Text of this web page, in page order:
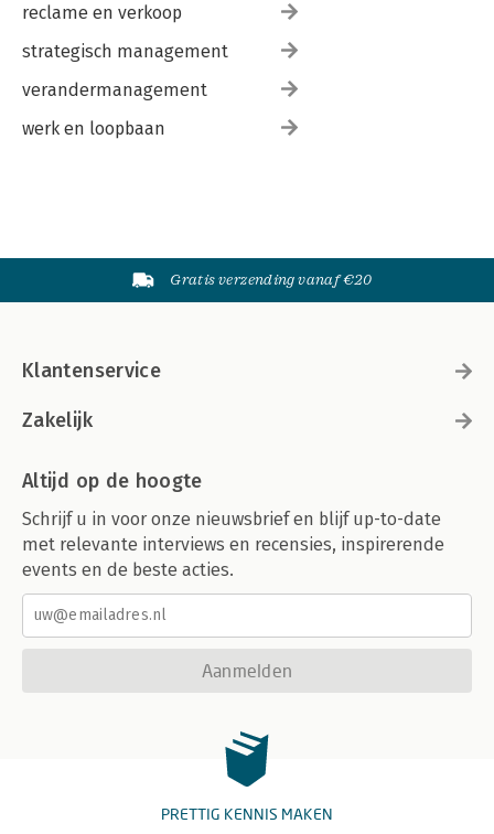
reclame en verkoop
strategisch management
verandermanagement
werk en loopbaan
Gratis verzending vanaf €20
Klantenservice
Zakelijk
Altijd op de hoogte
Schrijf u in voor onze nieuwsbrief en blijf up-to-date
met relevante interviews en recensies, inspirerende
events en de beste acties.
Aanmelden
PRETTIG KENNIS MAKEN